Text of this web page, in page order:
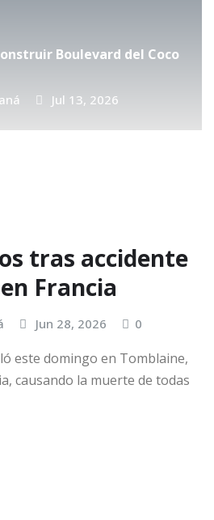
Boulevard del Coco
Jul 13, 2026
tras accidente
Francia
Jun 28, 2026 0
este domingo en Tomblaine,
causando la muerte de todas